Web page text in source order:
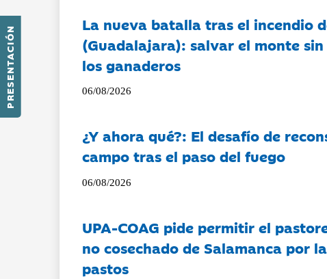
PRESENTACIÓN
La nueva batalla tras el incendio
(Guadalajara): salvar el monte
los ganaderos
06/08/2026
¿Y ahora qué?: El desafío de
campo tras el paso del fuego
06/08/2026
UPA-COAG pide permitir el
no cosechado de Salamanca por
pastos